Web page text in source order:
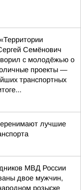
Семёнович
с молодёжью о
проекты —
транспортных
лучшие
МВД России
двое мужчин,
розыске